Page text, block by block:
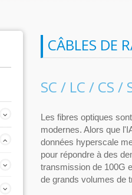
CÂBLES DE
SC / LC / CS /
Les fibres optiques
modernes. Alors que
données hyperscale
pour répondre à des
transmission de 100G
de grands volumes de